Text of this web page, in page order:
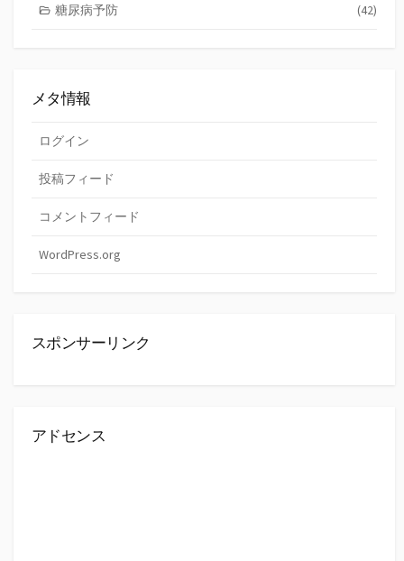
糖尿病予防 (42)
メタ情報
ログイン
投稿フィード
コメントフィード
WordPress.org
スポンサーリンク
アドセンス